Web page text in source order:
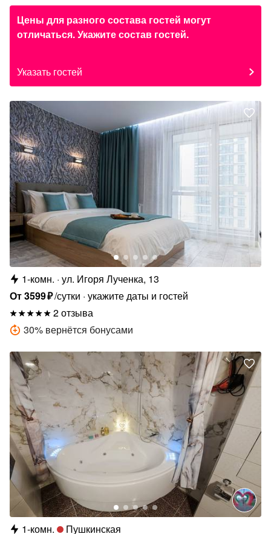
Цены для разного состава гостей могут
отличаться. Укажите состав гостей.
Указать гостей
1-комн. ул. Игоря Лученка, 13
От3599₽/сутки укажите даты и гостей
2 отзыва
30% вернётся бонусами
1-комн.
Пушкинская